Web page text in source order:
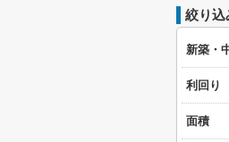
絞り込
新築・
利回り
面積